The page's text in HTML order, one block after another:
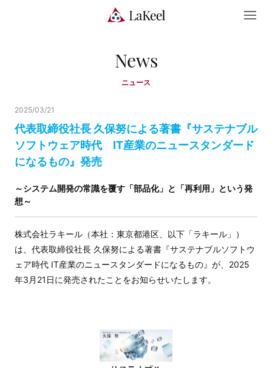
News
ニュース
代表取締役社長 久保努による著書『サステナブル
ソフトウェア時代 IT産業のニュースタンダード
になるもの』発売
2025/03/21
～システム開発の常識を覆す「部品化」と「再利用」という発
想～
株式会社ラキール（本社：東京都港区、以下「ラキール」）
は、代表取締役社長 久保努による著書『サステナブルソフトウ
ェア時代 IT産業のニュースタンダードになるもの』が、2025
年3月21日に発売されたことをお知らせいたします。